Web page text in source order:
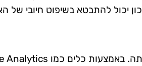
יכול להתבטא בשיפוט חיובי של